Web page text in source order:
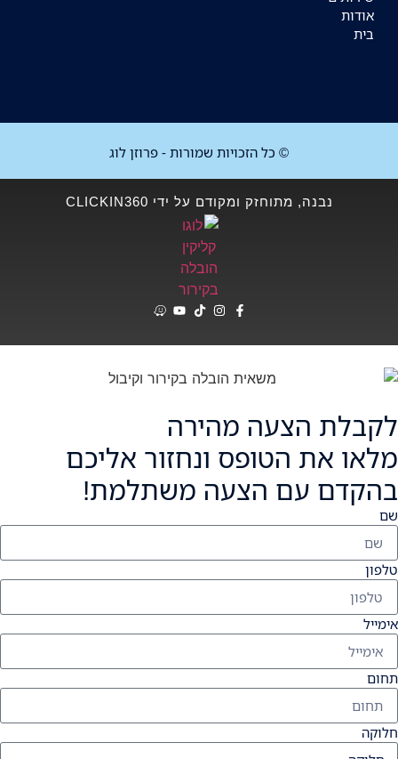
אודות
בית
© כל הזכויות שמורות - פרוזן לוג
נבנה, מתוחזק ומקודם על ידי CLICKIN360
לקבלת הצעה מהירה
מלאו את הטופס ונחזור אליכם
בהקדם עם הצעה משתלמת!
שם
טלפון
אימייל
תחום
חלוקה